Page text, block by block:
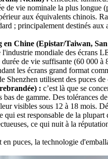
de vie nominale la plus longue
aux équivalents chinois.
; principalement destinés aux
en Chine (Epistar/Taiwan,
mondiale des écrans
de vie suffisante (60 000 à
les écrans grand format
Shenzhen utilisent des puces de
: c’est là que se
bas de gamme. Des tolérances
visibles sous 12 à 18 mois.
qui est responsable de la plupart
ce qui nuit à la
puces, la technologie